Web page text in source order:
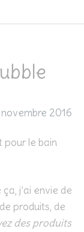
2016
pour le bain
j’ai envie de
produits, de
des produits